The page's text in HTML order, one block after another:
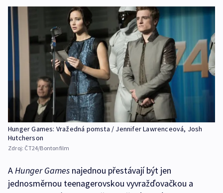
Hunger Games: Vražedná pomsta / Jennifer Lawrenceová, Josh
Hutcherson
Zdroj: ČT24/Bontonfilm
AHunger Games najednou přestávají být jen
jednosměrnou teenagerovskou vyvražďovačkou a